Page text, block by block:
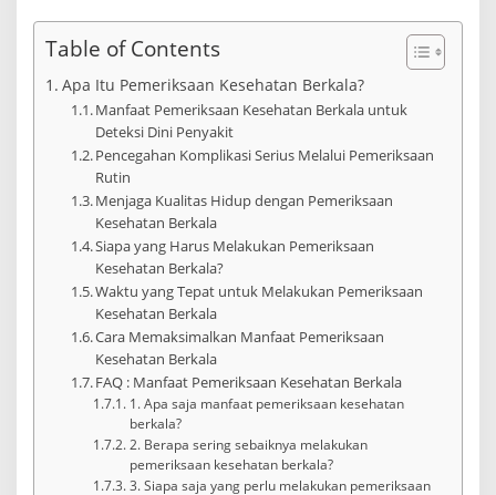
Table of Contents
Apa Itu Pemeriksaan Kesehatan Berkala?
Manfaat Pemeriksaan Kesehatan Berkala untuk
Deteksi Dini Penyakit
Pencegahan Komplikasi Serius Melalui Pemeriksaan
Rutin
Menjaga Kualitas Hidup dengan Pemeriksaan
Kesehatan Berkala
Siapa yang Harus Melakukan Pemeriksaan
Kesehatan Berkala?
Waktu yang Tepat untuk Melakukan Pemeriksaan
Kesehatan Berkala
Cara Memaksimalkan Manfaat Pemeriksaan
Kesehatan Berkala
FAQ : Manfaat Pemeriksaan Kesehatan Berkala
1. Apa saja manfaat pemeriksaan kesehatan
berkala?
2. Berapa sering sebaiknya melakukan
pemeriksaan kesehatan berkala?
3. Siapa saja yang perlu melakukan pemeriksaan